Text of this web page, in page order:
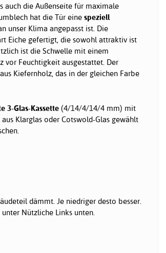
auch die Außenseite für maximale
hat die Tür eine speziell
unser Klima angepasst ist. Die
Eiche gefertigt, die sowohl attraktiv ist
ist die Schwelle mit einem
vor Feuchtigkeit ausgestattet. Der
Kiefernholz, das in der gleichen Farbe
3-Glas-Kassette (4/14/4/14/4 mm) mit
Klarglas oder Cotswold-Glas gewählt
dämmt. Je niedriger desto besser.
Nützliche Links unten.